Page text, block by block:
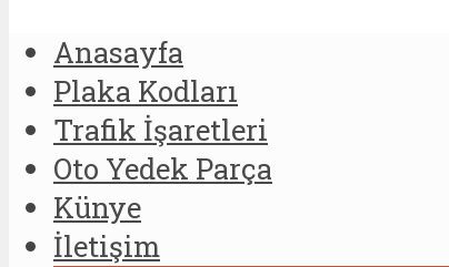
Anasayfa
Plaka Kodları
Trafik İşaretleri
Oto Yedek Parça
Künye
İletişim